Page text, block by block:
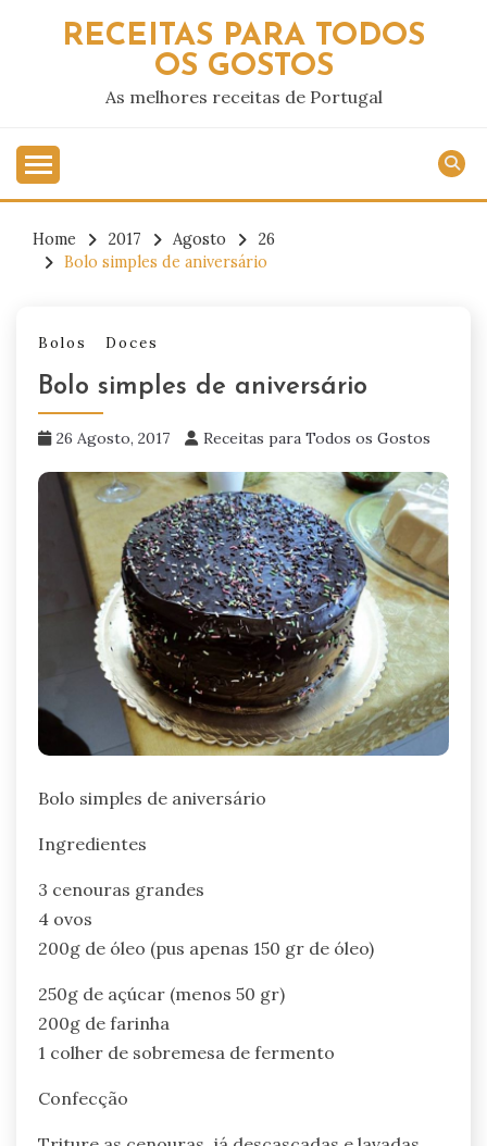
RECEITAS PARA TODOS
OS GOSTOS
As melhores receitas de Portugal
Home 2017 Agosto
26
Bolo simples de aniversário
Bolos Doces
Bolo simples de aniversário
26 Agosto, 2017 Receitas para Todos os Gostos
Bolo simples de aniversário
Ingredientes
3 cenouras grandes
4 ovos
200g de óleo (pus apenas 150 gr de óleo)
250g de açúcar (menos 50 gr)
200g de farinha
1 colher de sobremesa de fermento
Confecção